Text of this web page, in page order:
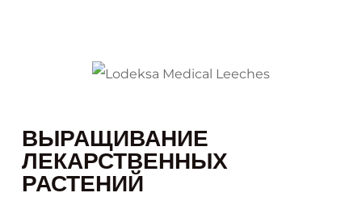
ВЫРАЩИВАНИЕ
ЛЕКАРСТВЕННЫХ
РАСТЕНИЙ